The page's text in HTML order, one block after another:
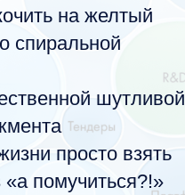
на желтый
спиральной
шутливой
просто взять
помучиться?!»